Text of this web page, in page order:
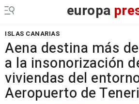
europa
ISLAS CANARIAS
Aena destina más
a la insonorización
viviendas del
Aeropuerto de